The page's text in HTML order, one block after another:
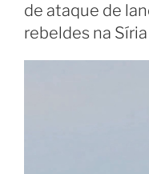
de ataque de
rebeldes na Síria